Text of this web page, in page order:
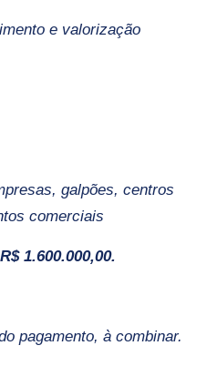
e valorização
galpões, centros
comerciais
1.600.000,00.
pagamento, à combinar.